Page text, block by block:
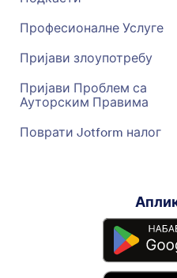
Професионалне Услуге
Пријави злоупотребу
Пријави Проблем са
Ауторским Правима
Поврати Jotform налог